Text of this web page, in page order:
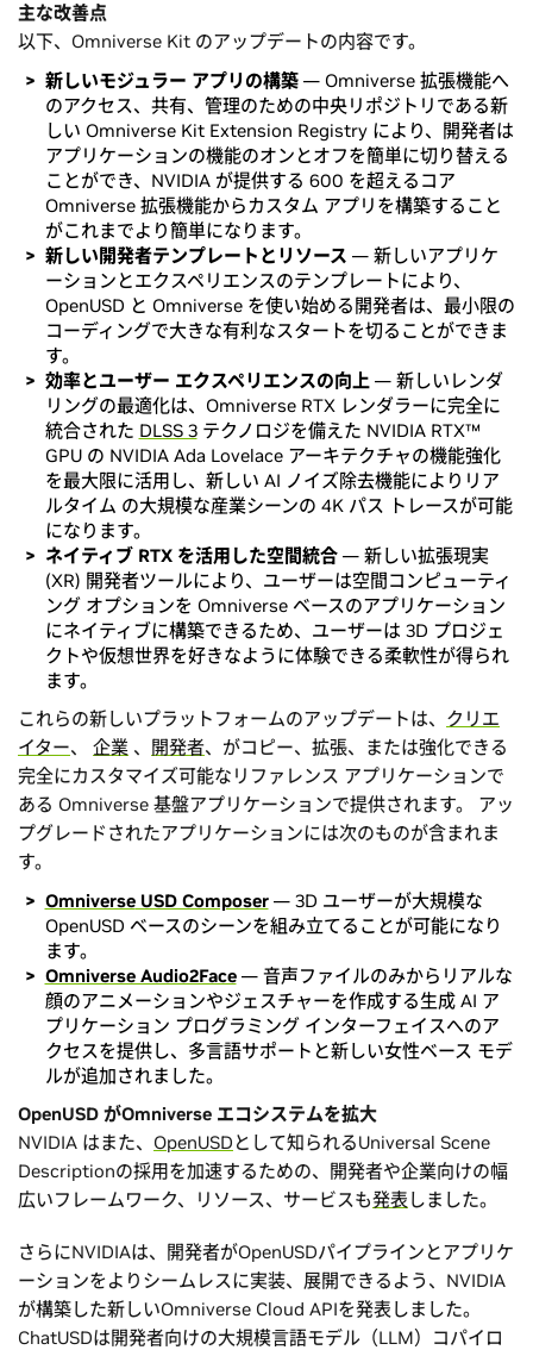
主な改善点
以下、Omniverse Kit のアップデートの内容です。
新しいモジュラー アプリの構築— Omniverse 拡張機能へ
のアクセス、共有、管理のための中央リポジトリである新
しい Omniverse Kit Extension Registry により、開発者は
アプリケーションの機能のオンとオフを簡単に切り替える
ことができ、NVIDIA が提供する 600 を超えるコア
Omniverse 拡張機能からカスタム アプリを構築すること
がこれまでより簡単になります。
新しい開発者テンプレートとリソース — 新しいアプリケ
ーションとエクスペリエンスのテンプレートにより、
OpenUSD と Omniverse を使い始める開発者は、最小限の
コーディングで大きな有利なスタートを切ることができま
す。
効率とユーザー エクスペリエンスの向上— 新しいレンダ
リングの最適化は、Omniverse RTX レンダラーに完全に
統合された DLSS 3テクノロジを備えた NVIDIA RTX™
GPU の NVIDIA Ada Lovelace アーキテクチャの機能強化
を最大限に活用し、新しい AI ノイズ除去機能によりリア
ルタイム の大規模な産業シーンの 4K パス トレースが可能
になります。
ネイティブ RTX を活用した空間統合— 新しい拡張現実
(XR) 開発者ツールにより、ユーザーは空間コンピューティ
ング オプションを Omniverse ベースのアプリケーション
にネイティブに構築できるため、ユーザーは 3D プロジェ
クトや仮想世界を好きなように体験できる柔軟性が得られ
ます。
これらの新しいプラットフォームのアップデートは、 クリエ
イター、 企業 、 開発者、がコピー、拡張、または強化できる
完全にカスタマイズ可能なリファレンス アプリケーションで
ある Omniverse 基盤アプリケーションで提供されます。 アッ
プグレードされたアプリケーションには次のものが含まれま
す。
OmniverseUSD Composer— 3D ユーザーが大規模な
OpenUSD ベースのシーンを組み立てることが可能になり
ます。
Omniverse Audio2Face— 音声ファイルのみからリアルな
顔のアニメーションやジェスチャーを作成する生成 AI ア
プリケーション プログラミング インターフェイスへのア
クセスを提供し、多言語サポートと新しい女性ベース モデ
ルが追加されました。
OpenUSD がOmniverse エコシステムを拡大
NVIDIA はまた、 OpenUSD として知られるUniversal Scene
Descriptionの採用を加速するための、開発者や企業向けの幅
広いフレームワーク、リソース、サービスも発表 しました。
さらにNVIDIAは、開発者がOpenUSDパイプラインとアプリケ
ーションをよりシームレスに実装、展開できるよう、NVIDIA
が構築した新しいOmniverse Cloud APIを発表しました。
ChatUSDは開発者向けの大規模言語モデル（LLM）コパイロ